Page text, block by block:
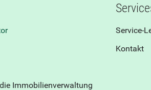
Immobilienverwaltung
Service-
Kontakt